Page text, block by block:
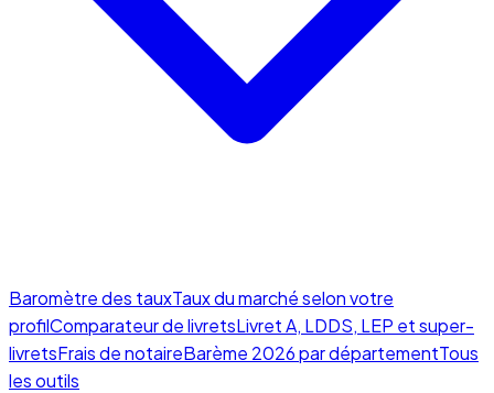
Baromètre des tauxTaux du marché selon votre
profilComparateur de livretsLivret A, LDDS, LEP et super-
livretsFrais de notaireBarème 2026 par départementTous
les outils